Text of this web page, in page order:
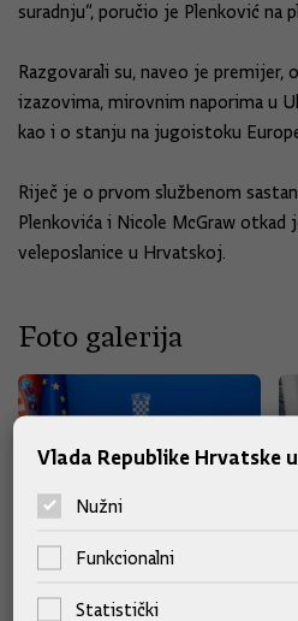
suradnju“, poručio je Plenković na
Razgovarali su, naveo je premijer,
izazovima, mirovnim naporima u
kao i o stanju na jugoistoku
Riječ je o prvom službenom
Plenkovića i Nicole McGraw otkad
veleposlanice u Hrvatskoj.
Foto galerija
Vlada Republike Hrvatske
Nužni
Funkcionalni
Statistički